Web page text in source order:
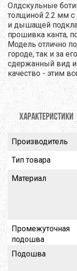
Олдскульные
толщиной 2.2 мм с
и дышащей
прошивка канта,
Модель отлично
городе, так и за
сдержанный вид
качество - этим
ХАРАКТЕРИСТИКИ
Производитель
Тип товара
Материал
Промежуточная
подошва
Подошва